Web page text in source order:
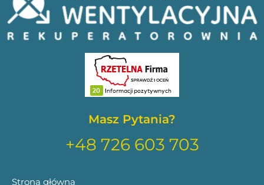
Masz Pytania?
+48 726 603 703
Strona główna